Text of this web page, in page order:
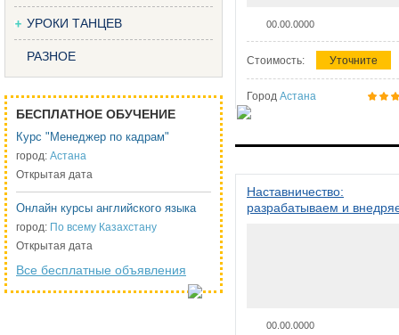
УРОКИ ТАНЦЕВ
РАЗНОЕ
БЕСПЛАТНОЕ ОБУЧЕНИЕ
Курс "Менеджер по кадрам"
город: Астана
Открытая дата
Онлайн курсы английского языка
город: По всему Казахстану
Открытая дата
Все бесплатные объявления
00.00.0000
Стоимость: Уточните
Город Астана
Наставничество:
разрабатываем и
00.00.0000